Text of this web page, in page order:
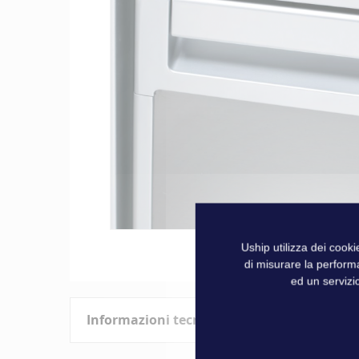
immagini
Informazioni tecniche
Uship utilizza dei
di misurare la
ed un